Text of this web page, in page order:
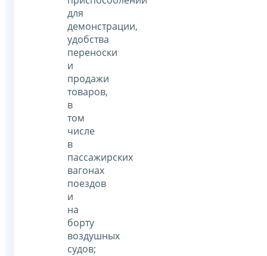
для
демонстрации,
удобства
переноски
и
продажи
товаров,
в
том
числе
в
пассажирских
вагонах
поездов
и
на
борту
воздушных
судов;